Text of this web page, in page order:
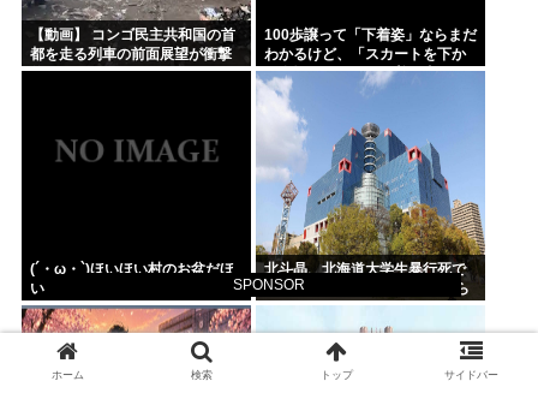
SPONSOR
【動画】 コンゴ民主共和国の首
都を走る列車の前面展望が衝撃
的すぎるｗｗｗ
100歩譲って「下着姿」ならまだ
わかるけど、「スカートを下か
ら盗撮して写った下着写真」見
て何が楽しいんだ？
(´・ω・`)ほいほい村のお盆だほ
い
北斗晶、北海道大学生暴行死で
無期懲役判決に 「若年層だから
って、それでいいんだろうか」
ホーム 検索 トップ サイドバー